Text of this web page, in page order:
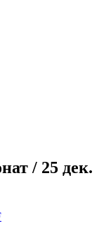
/ 25 дек.